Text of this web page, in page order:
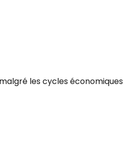
les cycles